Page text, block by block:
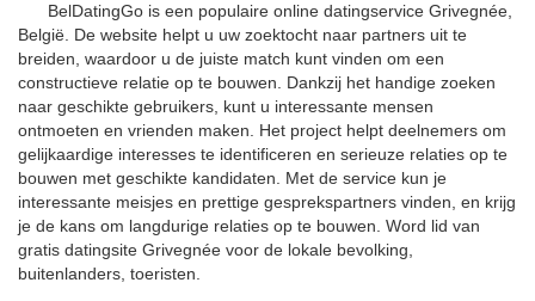
BelDatingGo is een populaire online datingservice Grivegnée,
België. De website helpt u uw zoektocht naar partners uit te
breiden, waardoor u de juiste match kunt vinden om een
constructieve relatie op te bouwen. Dankzij het handige zoeken
naar geschikte gebruikers, kunt u interessante mensen
ontmoeten en vrienden maken. Het project helpt deelnemers om
gelijkaardige interesses te identificeren en serieuze relaties op te
bouwen met geschikte kandidaten. Met de service kun je
interessante meisjes en prettige gesprekspartners vinden, en krijg
je de kans om langdurige relaties op te bouwen. Word lid van
gratis datingsite Grivegnée voor de lokale bevolking,
buitenlanders, toeristen.